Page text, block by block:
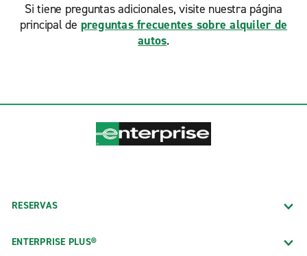
Si tiene preguntas adicionales, visite nuestra página
principal de preguntas frecuentes sobre alquiler de
autos.
RESERVAS
ENTERPRISE PLUS®